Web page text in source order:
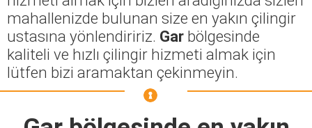
mahallenizde bulunan size en yakın çilingir
ustasına yönlendiririz. Gar bölgesinde
kaliteli ve hızlı çilingir hizmeti almak için
lütfen bizi aramaktan çekinmeyin.